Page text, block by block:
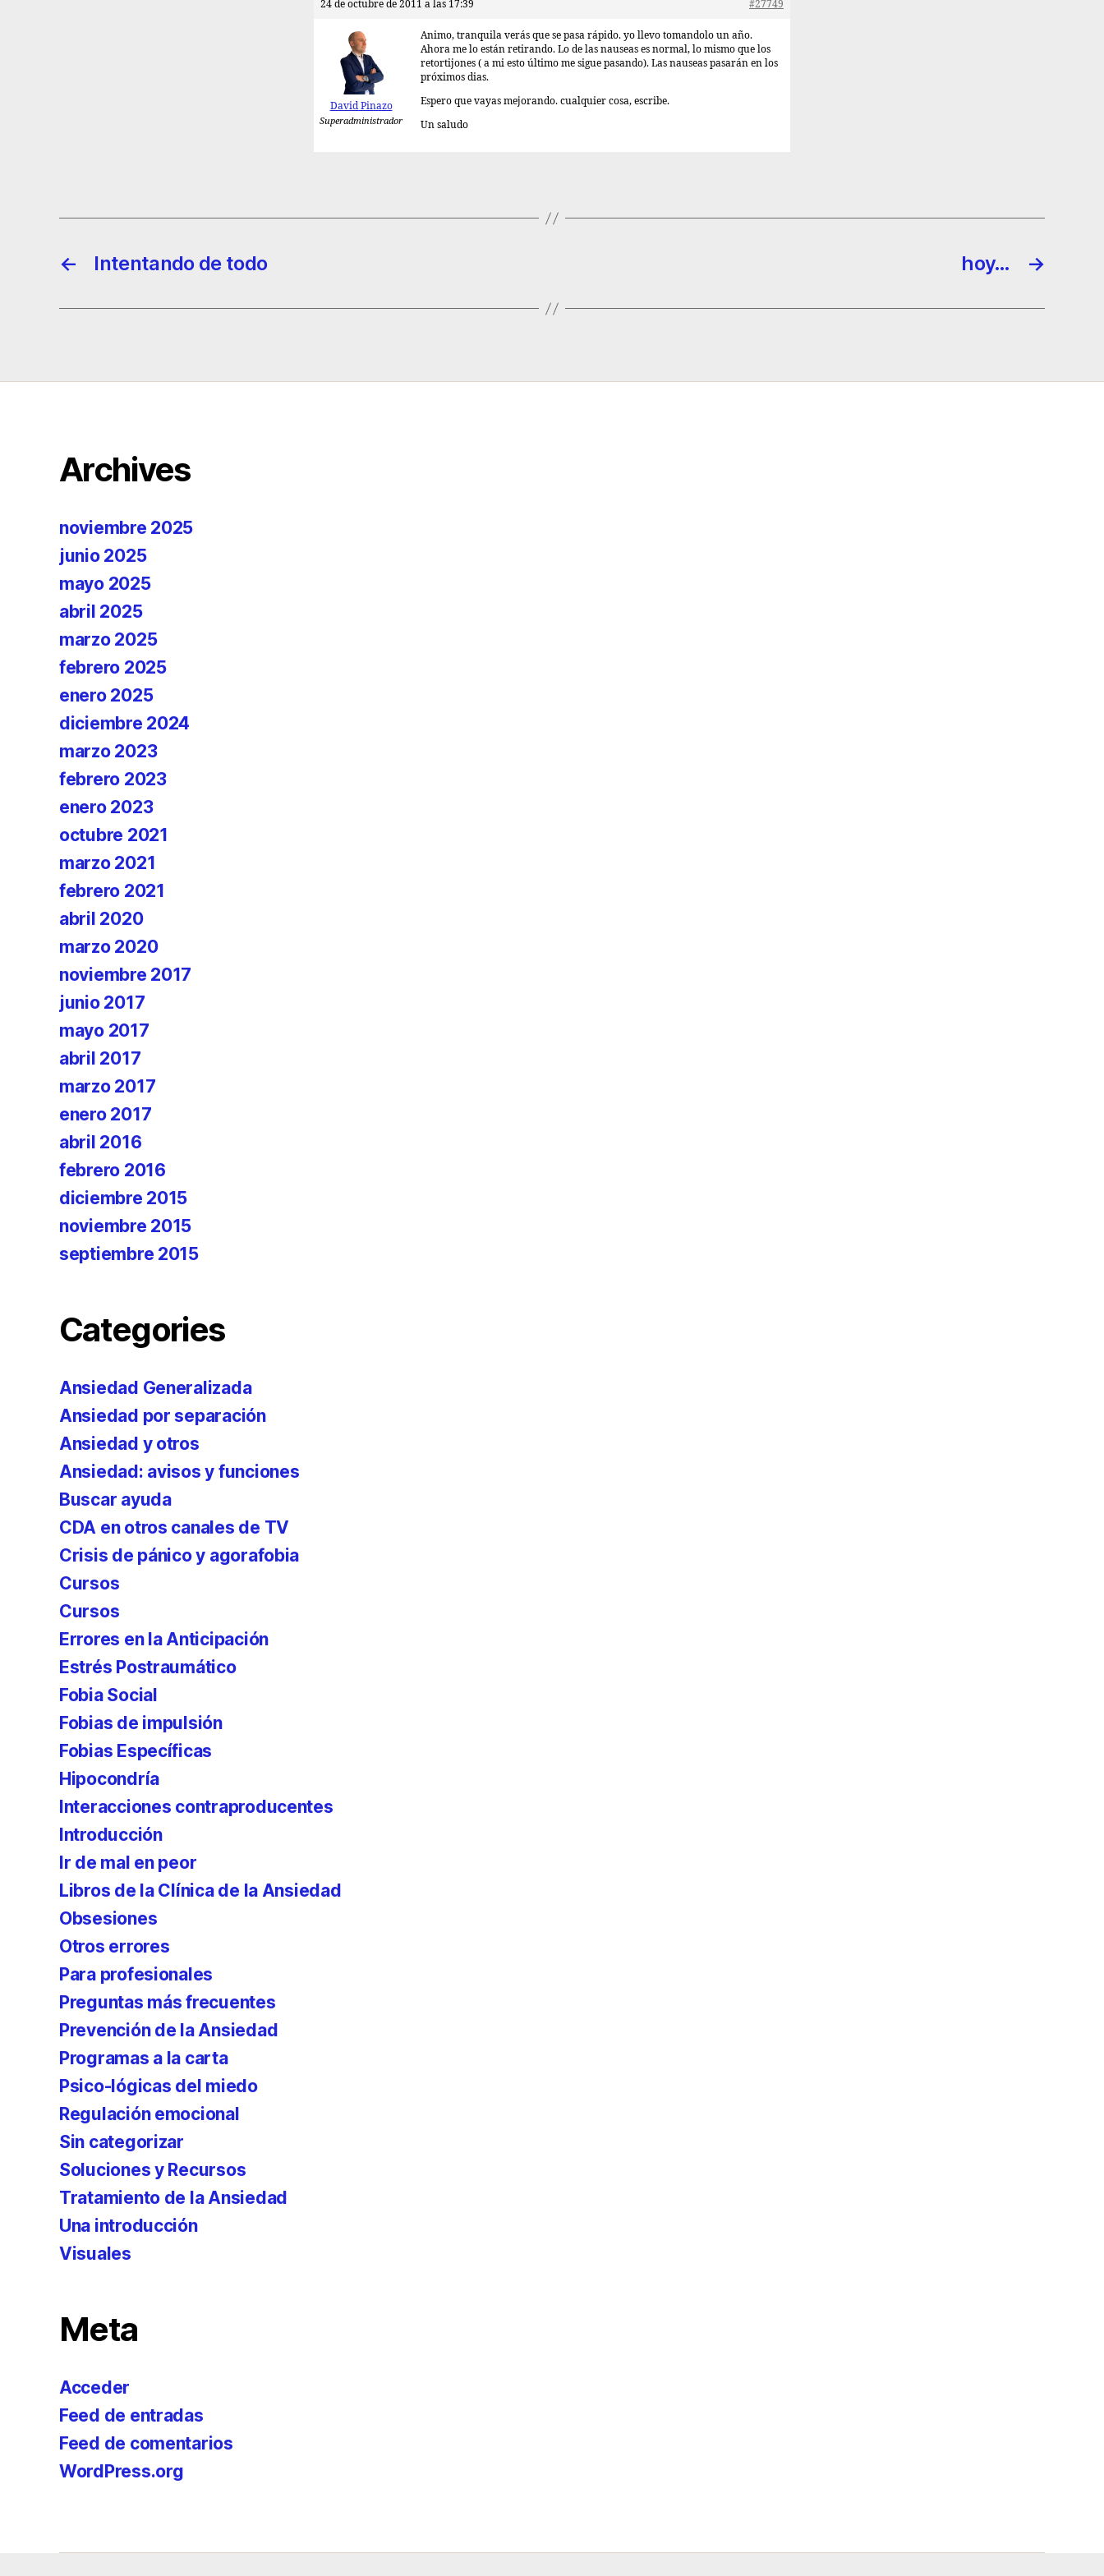
24 de octubre de 2011 a las 17:39 #27749
David Pinazo
Superadministrador
Animo, tranquila verás que se pasa rápido. yo llevo tomandolo un año.
Ahora me lo están retirando. Lo de las nauseas es normal, lo mismo que los
retortijones ( a mi esto último me sigue pasando). Las nauseas pasarán en los
próximos dias.
Espero que vayas mejorando. cualquier cosa, escribe.
Un saludo
← Intentando de todo →
hoy…
Archives
noviembre 2025
junio 2025
mayo 2025
abril 2025
marzo 2025
febrero 2025
enero 2025
diciembre 2024
marzo 2023
febrero 2023
enero 2023
octubre 2021
marzo 2021
febrero 2021
abril 2020
marzo 2020
noviembre 2017
junio 2017
mayo 2017
abril 2017
marzo 2017
enero 2017
abril 2016
febrero 2016
diciembre 2015
noviembre 2015
septiembre 2015
Categories
Ansiedad Generalizada
Ansiedad por separación
Ansiedad y otros
Ansiedad: avisos y funciones
Buscar ayuda
CDA en otros canales de TV
Crisis de pánico y agorafobia
Cursos
Cursos
Errores en la Anticipación
Estrés Postraumático
Fobia Social
Fobias de impulsión
Fobias Específicas
Hipocondría
Interacciones contraproducentes
Introducción
Ir de mal en peor
Libros de la Clínica de la Ansiedad
Obsesiones
Otros errores
Para profesionales
Preguntas más frecuentes
Prevención de la Ansiedad
Programas a la carta
Psico-lógicas del miedo
Regulación emocional
Sin categorizar
Soluciones y Recursos
Tratamiento de la Ansiedad
Una introducción
Visuales
Meta
Acceder
Feed de entradas
Feed de comentarios
WordPress.org